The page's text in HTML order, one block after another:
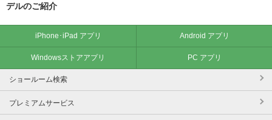
デルのご紹介
iPhone･iPad アプリ Android アプリ
Windowsストアアプリ PC アプリ
ショールーム検索
プレミアムサービス